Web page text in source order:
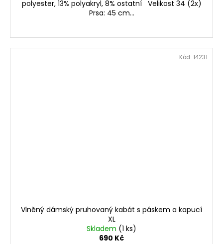
polyester, 13% polyakryl, 8% ostatní Velikost 34 (2x)
Prsa: 45 cm...
Vlněný dámský pruhovaný kabát s páskem a kapucí
XL
Skladem (1 ks)
690 Kč
Kód: 14231